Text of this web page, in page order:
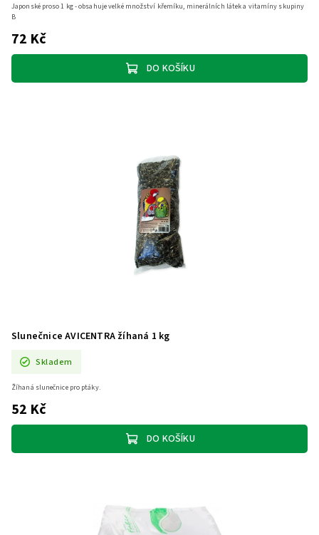
72 Kč
DO KOŠÍKU
Japonské proso 1 kg - obsahuje velké množství křemíku, minerálních látek a vitamíny skupiny
B
Slunečnice AVICENTRA žíhaná 1 kg
Skladem
52 Kč
DO KOŠÍKU
Žíhaná slunečnice pro ptáky.